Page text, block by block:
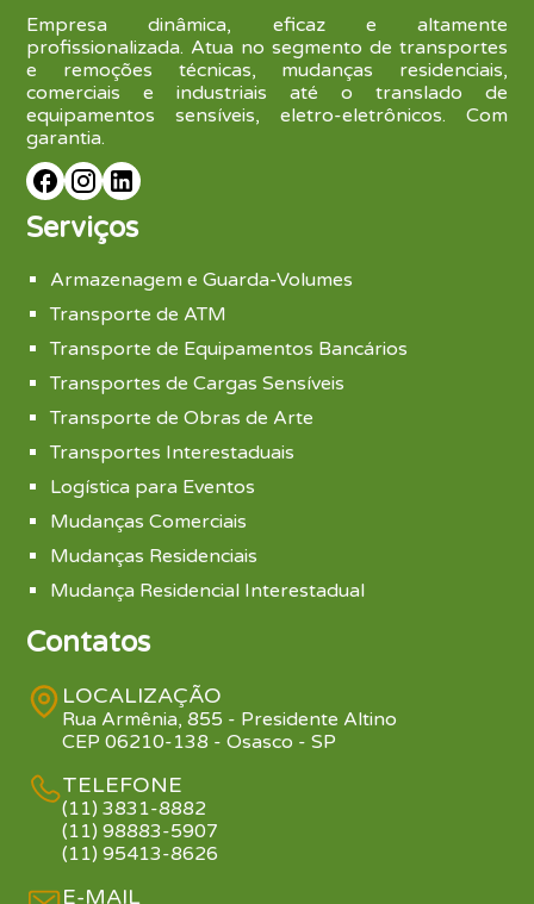
Empresa dinâmica, eficaz e altamente
profissionalizada. Atua no segmento de transportes
e remoções técnicas, mudanças residenciais,
comerciais e industriais até o translado de
equipamentos sensíveis, eletro-eletrônicos. Com
garantia.
Serviços
Armazenagem e Guarda-Volumes
Transporte de ATM
Transporte de Equipamentos Bancários
Transportes de Cargas Sensíveis
Transporte de Obras de Arte
Transportes Interestaduais
Logística para Eventos
Mudanças Comerciais
Mudanças Residenciais
Mudança Residencial Interestadual
Contatos
LOCALIZAÇÃO
Rua Armênia, 855 - Presidente Altino
CEP 06210-138 - Osasco - SP
TELEFONE
(11) 3831-8882
(11) 98883-5907
(11) 95413-8626
E-MAIL